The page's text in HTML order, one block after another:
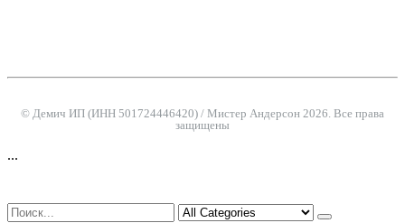
© Демич ИП (ИНН 501724446420) / Мистер Андерсон 2026. Все права
защищены
...